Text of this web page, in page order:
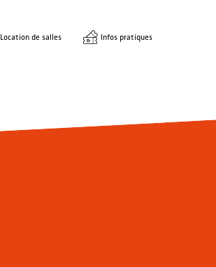
Location de salles Infos pratiques